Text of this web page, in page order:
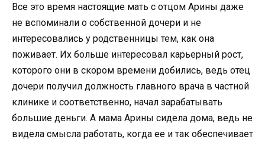
Все это время настоящие мать с отцом Арины даже
не вспоминали о собственной дочери и не
интересовались у родственницы тем, как она
поживает. Их больше интересовал карьерный рост,
которого они в скором времени добились, ведь отец
дочери получил должность главного врача в частной
клинике и соответственно, начал зарабатывать
большие деньги. А мама Арины сидела дома, ведь не
видела смысла работать, когда ее и так обеспечивает